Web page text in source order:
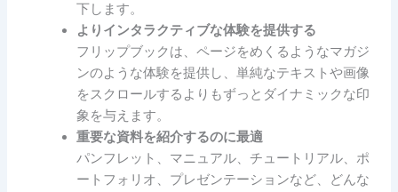
下します。
よりインタラクティブな体験を提供する
フリップブックは、ページをめくるようなマガジ
ンのような体験を提供し、単純なテキストや画像
をスクロールするよりもずっとダイナミックな印
象を与えます。
重要な資料を紹介するのに最適
パンフレット、マニュアル、チュートリアル、ポ
ートフォリオ、プレゼンテーションなど、どんな